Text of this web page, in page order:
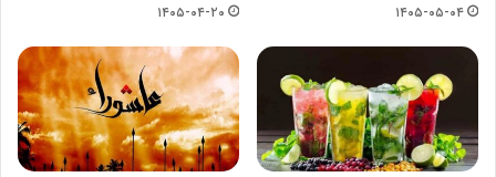
۱۴۰۵-۰۵-۰۴ ۱۴۰۵-۰۴-۲۰